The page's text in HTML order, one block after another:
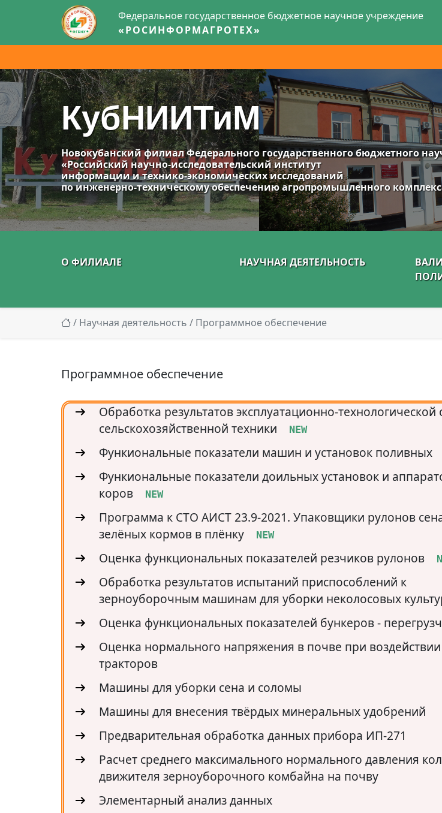
Федеральное государственное бюджетное научное учреждение
«РОСИНФОРМАГРОТЕХ»
КубНИИТиМ
Новокубанский филиал Федерального государственного бюджетного
«Российский научно-исследовательский институт
информации и технико-экономических исследований
по инженерно-техническому обеспечению агропромышленного
О ФИЛИАЛЕ НАУЧНАЯ ДЕЯТЕЛЬНОСТЬ
/ Научная деятельность / Программное обеспечение
Программное обеспечение
Обработка результатов эксплуатационно-технологической
сельскохозяйственной техники
  NEW
Функиональные показатели машин и установок поливных
Функиональные показатели доильных установок и
коров
  NEW
Программа к СТО АИСТ 23.9-2021. Упаковщики рулонов
зелёных кормов в плёнку
  NEW
Оценка функциональных показателей резчиков рулонов
Обработка результатов испытаний приспособлений к
зерноуборочным машинам для уборки неколосовых
Оценка функциональных показателей бункеров -
Оценка нормального напряжения в почве при
тракторов
Машины для уборки сена и соломы
Машины для внесения твёрдых минеральных удобрений
Предварительная обработка данных прибора ИП-271
Расчет среднего максимального нормального давления
движителя зерноуборочного комбайна на почву
Элементарный анализ данных